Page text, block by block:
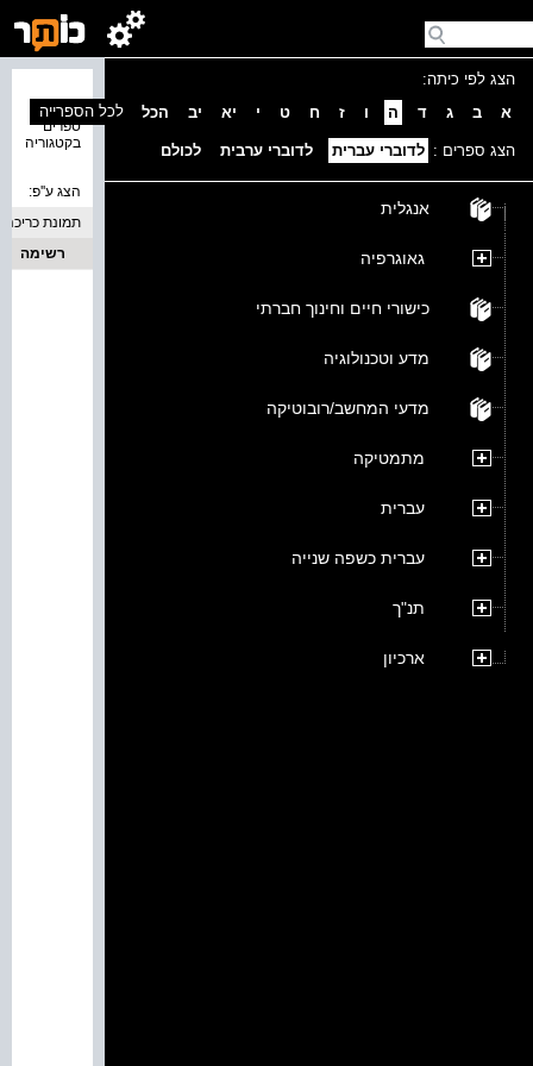
הצג לפי כיתה:
א
ב ג ד ה ו ז ח ט י יא יב הכל
הצג ספרים : לדוברי עברית לדוברי ערבית לכולם
אנגלית
גאוגרפיה
כישורי חיים וחינוך חברתי
מדע וטכנולוגיה
מדעי המחשב/רובוטיקה
מתמטיקה
עברית
עברית כשפה שנייה
תנ"ך
ארכיון
ספרים
בקטגוריה
לכל הספרייה
הצג ע''פ:
תמונת כריכה
רשימה